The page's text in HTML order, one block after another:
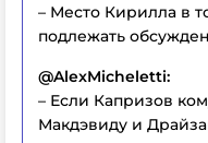
– Место Кирилла в
подлежать
@AlexMicheletti:
– Если Капризов
Макдэвиду и